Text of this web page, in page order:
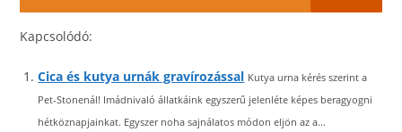
Kapcsolódó:
Cica és kutya urnák gravírozással Kutya urna kérés szerint a
Pet-Stonenál! Imádnivaló állatkáink egyszerű jelenléte képes beragyogni
hétköznapjainkat. Egyszer noha sajnálatos módon eljön az a...